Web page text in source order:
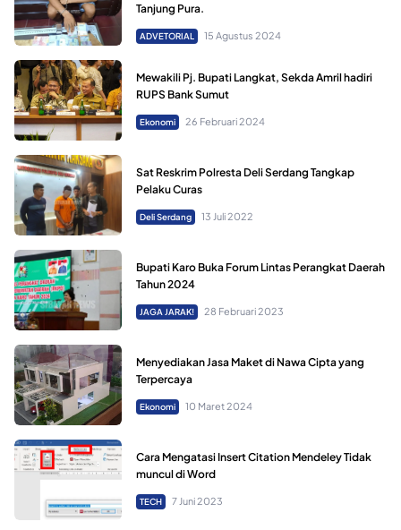
Tanjung Pura.
ADVETORIAL 15 Agustus 2024
Mewakili Pj. Bupati Langkat, Sekda Amril hadiri
RUPS Bank Sumut
Ekonomi 26 Februari 2024
Sat Reskrim Polresta Deli Serdang Tangkap
Pelaku Curas
Deli Serdang 13 Juli 2022
Bupati Karo Buka Forum Lintas Perangkat Daerah
Tahun 2024
JAGA JARAK! 28 Februari 2023
Menyediakan Jasa Maket di Nawa Cipta yang
Terpercaya
Ekonomi 10 Maret 2024
Cara Mengatasi Insert Citation Mendeley Tidak
muncul di Word
TECH 7 Juni 2023